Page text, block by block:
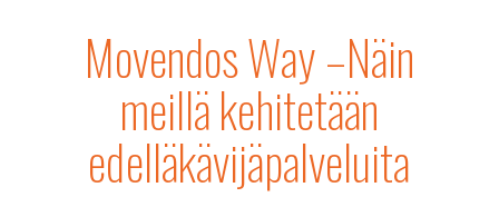
Movendos Way –Näin
meillä kehitetään
edelläkävijäpalveluita